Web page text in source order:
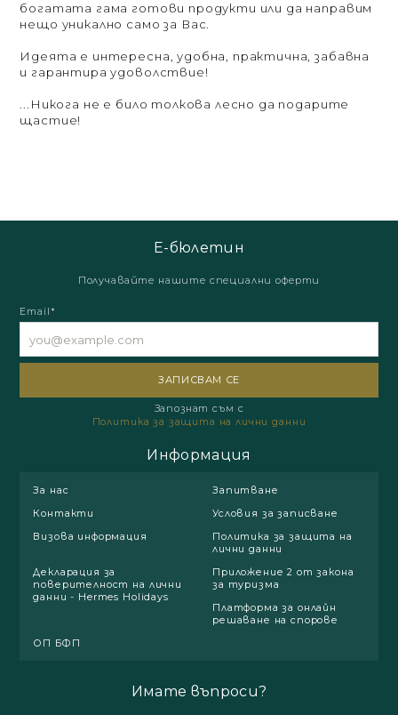
богатата гама готови продукти или да направим
нещо уникално само за Вас.
Идеята е интересна, удобна, практична, забавна
и гарантира удоволствие!
...Никога не е било толкова лесно да подарите
щастие!
Е-бюлетин
Получавайте нашите специални оферти
Email*
Запознат съм с
Политика за защита на лични данни
Информация
За нас
Запитване
Контакти
Условия за записване
Визова информация
Политика за защита на
лични данни
Декларация за
поверителност на лични
данни - Hermes Holidays
Приложение 2 от закона
за туризма
Платформа за онлайн
решаване на спорове
ОП БФП
Имате въпроси?